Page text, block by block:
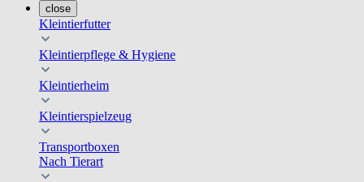
close
Kleintierfutter
Kleintierpflege & Hygiene
Kleintierheim
Kleintierspielzeug
Transportboxen
Nach Tierart